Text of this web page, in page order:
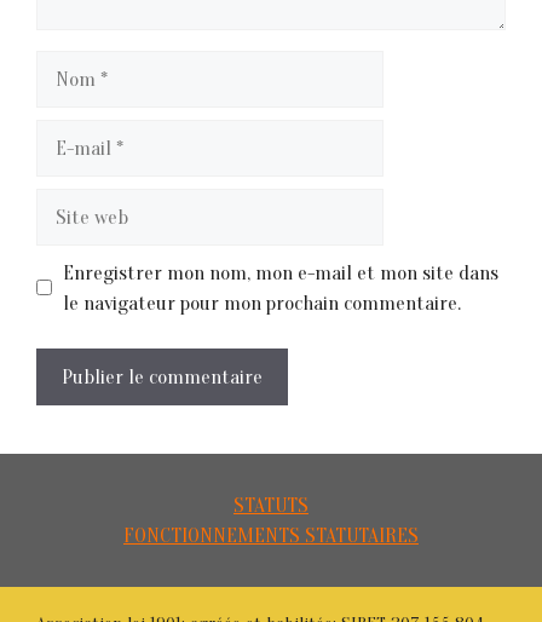
Enregistrer mon nom, mon e-mail et mon site dans
le navigateur pour mon prochain commentaire.
STATUTS
FONCTIONNEMENTS STATUTAIRES